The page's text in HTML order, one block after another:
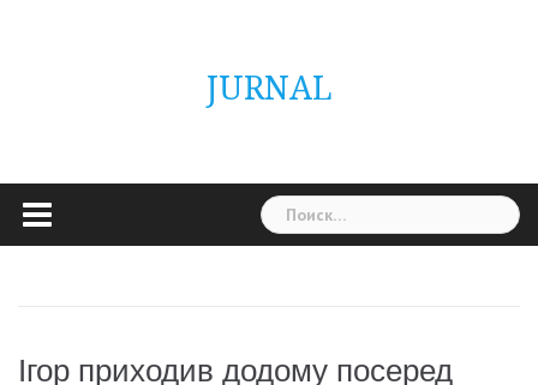
JURNAL
Найти:
Ігор приходив додому посеред